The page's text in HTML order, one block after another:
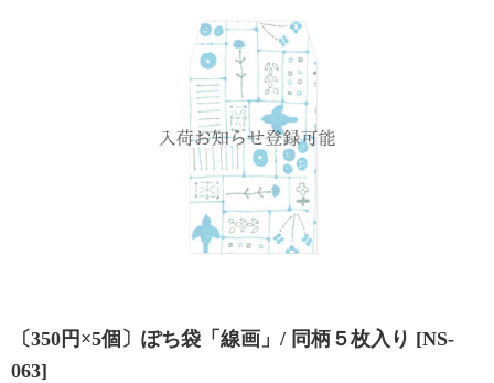
〔350円×5個〕ぽち袋「線画」/ 同柄５枚入り [NS-
063]